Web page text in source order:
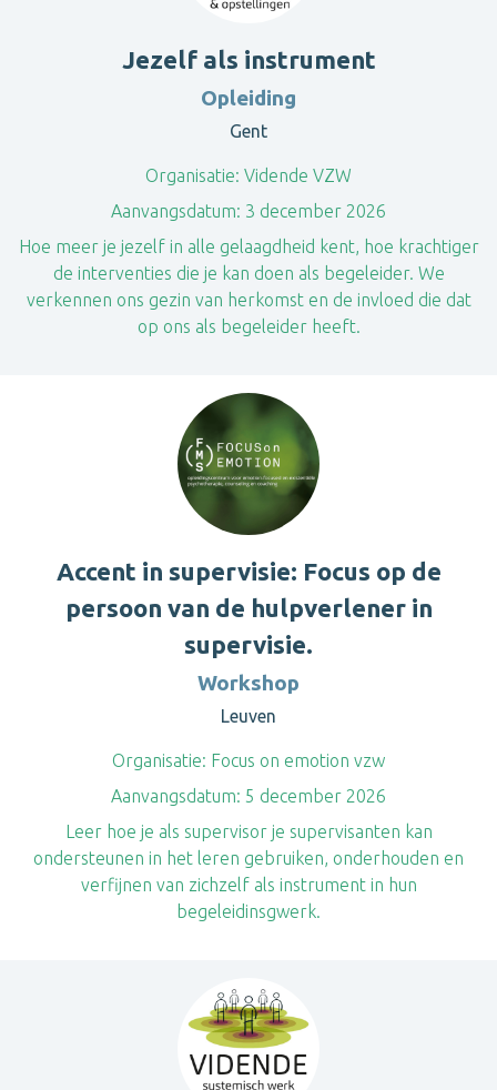
Jezelf als instrument
Opleiding
Gent
Organisatie: Vidende VZW
Aanvangsdatum: 3 december 2026
Hoe meer je jezelf in alle gelaagdheid kent, hoe krachtiger
de interventies die je kan doen als begeleider. We
verkennen ons gezin van herkomst en de invloed die dat
op ons als begeleider heeft.
Accent in supervisie: Focus op de
persoon van de hulpverlener in
supervisie.
Workshop
Leuven
Organisatie: Focus on emotion vzw
Aanvangsdatum: 5 december 2026
Leer hoe je als supervisor je supervisanten kan
ondersteunen in het leren gebruiken, onderhouden en
verfijnen van zichzelf als instrument in hun
begeleidinsgwerk.